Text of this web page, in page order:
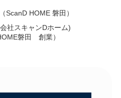
ScanD HOME 磐田）
社スキャンDホーム)
磐田 創業）